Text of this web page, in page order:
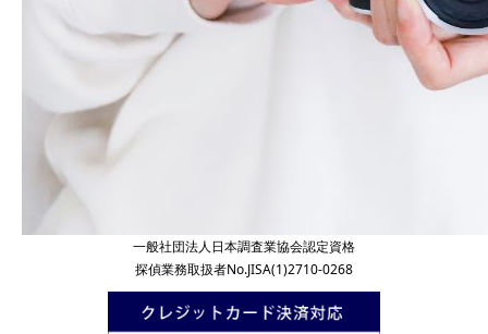
一般社団法人日本調査業協会認定資格
探偵業務取扱者No.JISA(1)2710-0268